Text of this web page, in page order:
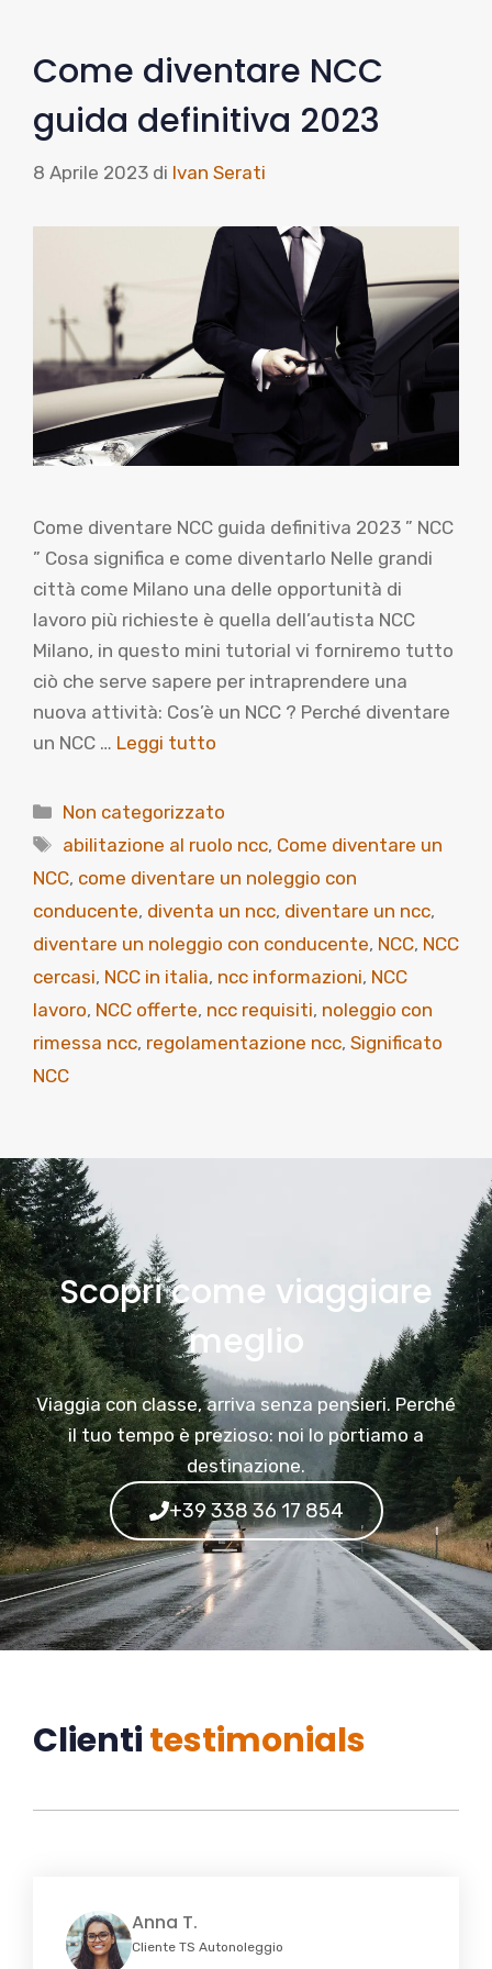
Come diventare NCC
guida definitiva 2023
8 Aprile 2023 di Ivan Serati
Come diventare NCC guida definitiva 2023 ” NCC
” Cosa significa e come diventarlo Nelle grandi
città come Milano una delle opportunità di
lavoro più richieste è quella dell’autista NCC
Milano, in questo mini tutorial vi forniremo tutto
ciò che serve sapere per intraprendere una
nuova attività: Cos’è un NCC ? Perché diventare
un NCC … Leggi tutto
Categorie
Non categorizzato
Tag
abilitazione al ruolo ncc, Come diventare un
NCC, come diventare un noleggio con
conducente, diventa un ncc, diventare un ncc,
diventare un noleggio con conducente, NCC, NCC
cercasi, NCC in italia, ncc informazioni, NCC
lavoro, NCC offerte, ncc requisiti, noleggio con
rimessa ncc, regolamentazione ncc, Significato
NCC
Scopri come viaggiare
meglio
Viaggia con classe, arriva senza pensieri. Perché
il tuo tempo è prezioso: noi lo portiamo a
destinazione.
+39 338 36 17 854
Clientitestimonials
Anna T.
Cliente TS Autonoleggio